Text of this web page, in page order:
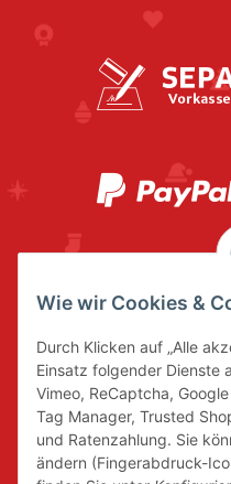
Wie wir Cookies &
Durch Klicken auf „Alle
Einsatz folgender Dienste
Vimeo, ReCaptcha,
Tag Manager, Trusted
und Ratenzahlung. Sie
ändern (Fingerabdruck-